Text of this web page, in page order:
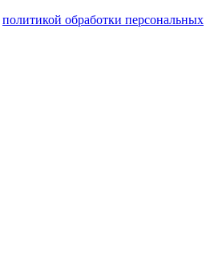
политикой обработки персональных